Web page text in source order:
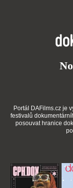
Portál DAFilms.cz je
festivalů
posouvat hranice